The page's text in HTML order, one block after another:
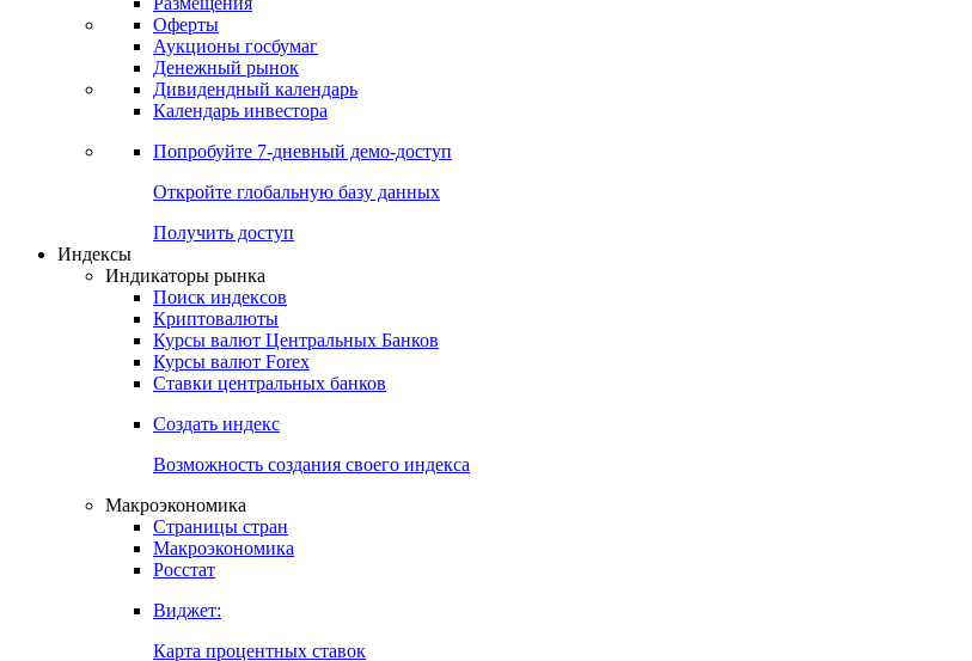
Календарь
Календарь событий
Дефолты
Размещения
Оферты
Аукционы госбумаг
Денежный рынок
Дивидендный календарь
Календарь инвестора
Попробуйте7-дневный
Получить доступ
Индикаторы рынка
Поиск индексов
Криптовалюты
Курсы валют Центральных Банков
Курсы валют Forex
Ставки центральных банков
Создать индекс
Возможность создания своего индекса
Макроэкономика
Страницы стран
Макроэкономика
Росстат